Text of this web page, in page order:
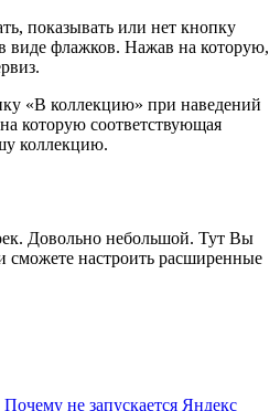
показывать или нет кнопку
виде флажков. Нажав на которую,
«В коллекцию» при наведений
которую соответствующая
коллекцию.
Довольно небольшой. Тут Вы
сможете настроить расширенные
Почему не запускается Яндекс